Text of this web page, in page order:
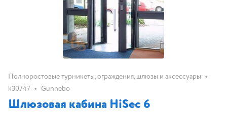
Полноростовые турникеты, ограждения, шлюзы и аксессуары •
k30747 • Gunnebo
Шлюзовая кабина HiSec 6